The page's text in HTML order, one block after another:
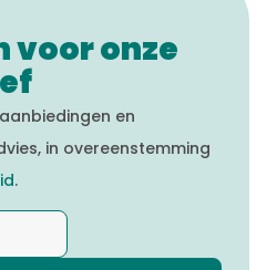
voor onze
en
in overeenstemming
.